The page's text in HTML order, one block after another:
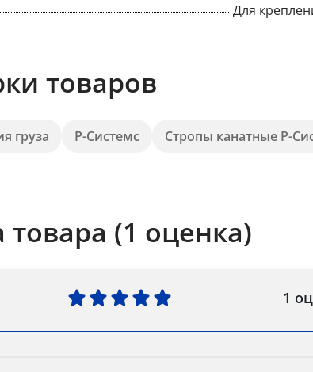
Для
товаров
груза Р-Системс Стропы канатные Р-
(1 оценка)
1